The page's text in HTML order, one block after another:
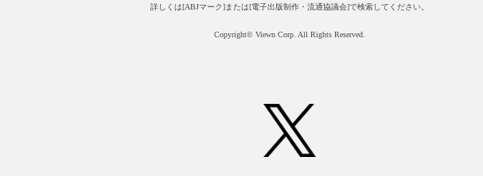
詳しくは[ABJマーク]または[電子出版制作・流通協議会]で検索してください。
Copyright© Viewn Corp. All Rights Reserved.